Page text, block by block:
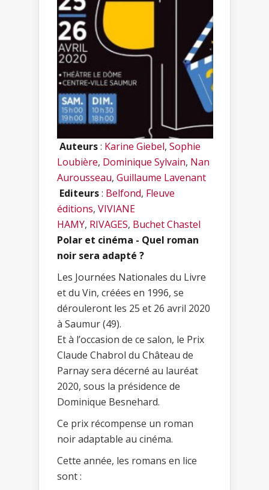
Auteurs: Karine Giebel, Sophie
Loubière, Dominique Sylvain, Nan
Aurousseau, Guillaume Lavenant
Editeurs: Belfond, Fleuve
éditions, VIVIANE
HAMY, RIVAGES, Buchet Chastel
Polar et cinéma - Quel roman
noir sera adapté ?
Les Journées Nationales du Livre
et du Vin, créées en 1996, se
dérouleront les 25 et 26 avril 2020
à Saumur (49).
Et à l’occasion de ce salon, le Prix
Claude Chabrol du Château de
Parnay sera décerné au lauréat
2020, sous la présidence de
Dominique Besnehard.
Ce prix récompense un roman
noir adaptable au cinéma.
Cette année, les romans en lice
sont :